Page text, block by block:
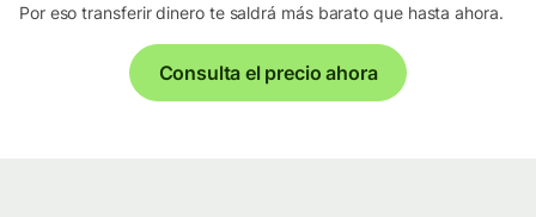
Por eso transferir dinero te saldrá más barato que hasta ahora.
Consulta el precio ahora